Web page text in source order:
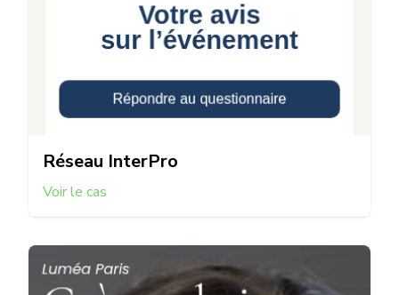
Réseau InterPro
Voir le cas